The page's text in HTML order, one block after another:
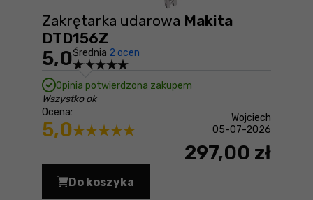
Zakrętarka udarowa Makita
DTD156Z
5,0Średnia 2 ocen
Opinia potwierdzona zakupem
Wszystko ok
Ocena:
5,0
Wojciech
05-07-2026
297,00 zł
Do koszyka
Zakrętarka udarowa Makita DTD156Z